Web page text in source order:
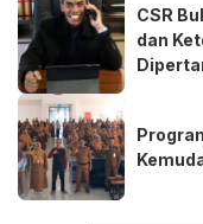
CSR
dan